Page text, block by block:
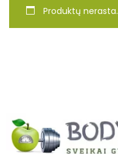
Produktų nerasta.